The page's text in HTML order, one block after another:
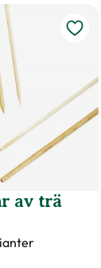
av trä